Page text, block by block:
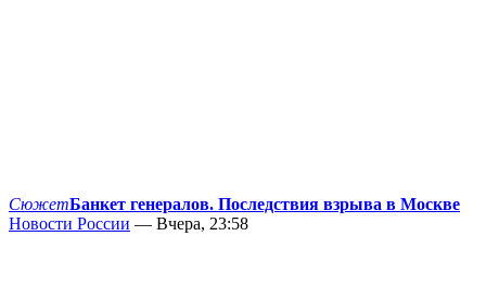
СюжетБанкет генералов. Последствия взрыва в Москве
Новости России — Вчера, 23:58